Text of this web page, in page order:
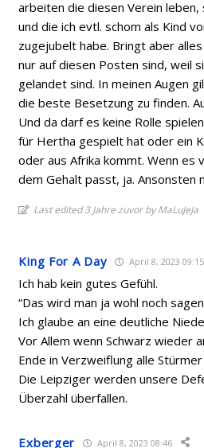
arbeiten die diesen Verein
und die ich evtl. schom als Kind
zugejubelt habe. Bringt aber
nur auf diesen Posten sind, weil
gelandet sind. In meinen Augen
die beste Besetzung zu finden.
Und da darf es keine Rolle
für Hertha gespielt hat oder ein
oder aus Afrika kommt. Wenn es
dem Gehalt passt, ja. Ansonsten
Last edited 3 Jahre zuvor by MaLuJeJa
King For A Day April 8, 2023 09:15
Ich hab kein gutes Gefühl.
“Das wird man ja wohl noch
Ich glaube an eine deutliche
Vor Allem wenn Schwarz wieder
Ende in Verzweiflung alle
Die Leipziger werden unsere
Überzahl überfallen.
Exberger April 8, 2023 08:46